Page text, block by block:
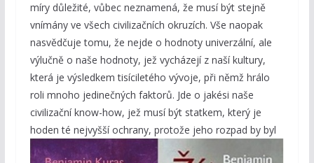
míry důležité, vůbec neznamená, že musí být stejně
vnímány ve všech civilizačních okruzích. Vše naopak
nasvědčuje tomu, že nejde o hodnoty univerzální, ale
výlučně o naše hodnoty, jež vycházejí z naší kultury,
která je výsledkem tisíciletého vývoje, při němž hrálo
roli mnoho jedinečných faktorů. Jde o jakési naše
civilizační know-how, jež musí být statkem, který je
hoden té nejvyšší ochrany, protože jeho rozpad by byl